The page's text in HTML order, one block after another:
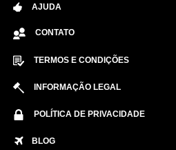
AJUDA
CONTATO
TERMOS E CONDIÇÕES
INFORMAÇÃO LEGAL
POLÍTICA DE PRIVACIDADE
BLOG